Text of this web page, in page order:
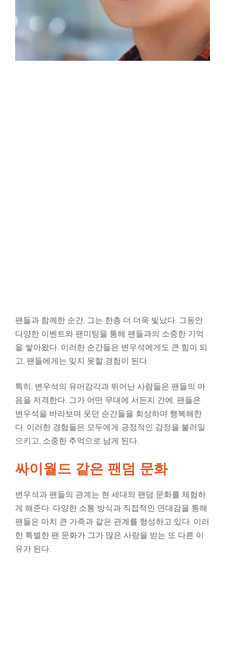
팬들과 함께한 순간, 그는 한층 더 더욱 빛났다. 그동안
다양한 이벤트와 팬미팅을 통해 팬들과의 소중한 기억
을 쌓아왔다. 이러한 순간들은 변우석에게도 큰 힘이 되
고, 팬들에게는 잊지 못할 경험이 된다.
특히, 변우석의 유머감각과 뛰어난 사람들은 팬들의 마
음을 저격한다. 그가 어떤 무대에 서든지 간에, 팬들은
변우석을 바라보며 웃던 순간들을 회상하며 행복해한
다. 이러한 경험들은 모두에게 긍정적인 감정을 불러일
으키고, 소중한 추억으로 남게 된다.
싸이월드 같은 팬덤 문화
변우석과 팬들의 관계는 현 세대의 팬덤 문화를 체험하
게 해준다. 다양한 소통 방식과 직접적인 연대감을 통해
팬들은 마치 큰 가족과 같은 관계를 형성하고 있다. 이러
한 특별한 팬 문화가 그가 많은 사랑을 받는 또 다른 이
유가 된다.